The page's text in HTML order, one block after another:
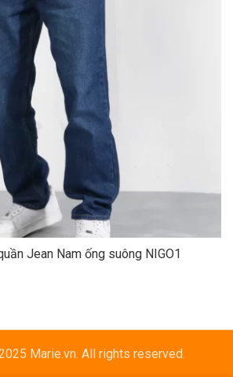
Jean Nam ống suông NIGO1
Marie.vn. All rights reserved.